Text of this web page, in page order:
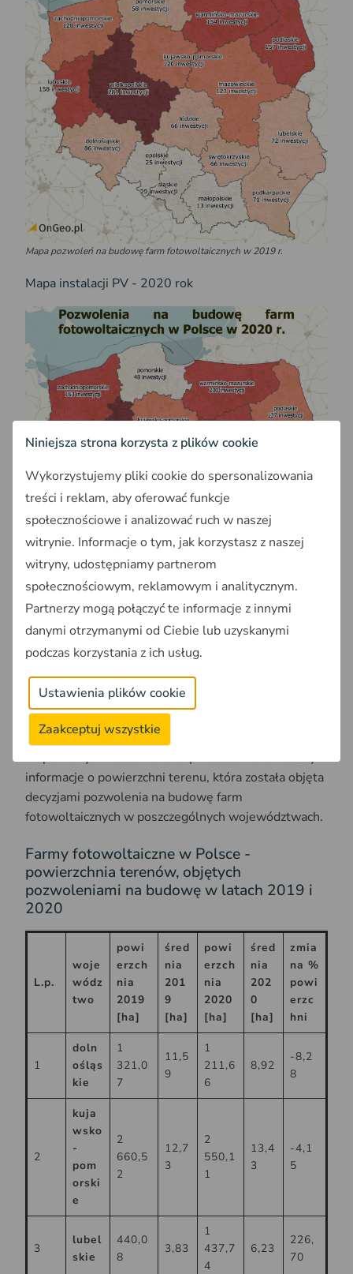
Mapa pozwoleń na budowę farm fotowoltaicznych w 2019 r.
Mapa instalacji PV - 2020 rok
Powierzchnia terenu
zajmowana przez farmy
fotowoltaiczne w Polsce
W poniższych zestawieniach przedstawione zostały
informacje o powierzchni terenu, która została objęta
decyzjami pozwolenia na budowę farm
fotowoltaicznych w poszczególnych województwach.
Farmy fotowoltaiczne w Polsce -
powierzchnia terenów, objętych
pozwoleniami na budowę w latach 2019 i
2020
L.p.
woje
wódz
two
powi
erzch
nia
2019
[ha]
śred
nia
201
9
[ha]
powi
erzch
nia
2020
[ha]
śred
nia
202
0
[ha]
zmia
na %
powi
erzc
hni
1
doln
ośląs
kie
1
321,0
7
11,5
9
1
211,6
6
8,92
-8,2
8
2
kuja
wsko
-
pom
orski
e
2
660,5
2
12,7
3
2
550,1
1
13,4
3
-4,1
5
3
lubel
skie
440,0
8
3,83
1
437,7
4
6,23
226,
70
Niniejsza strona korzysta z plików cookie
Wykorzystujemy pliki cookie do spersonalizowania
treści i reklam, aby oferować funkcje
społecznościowe i analizować ruch w naszej
witrynie. Informacje o tym, jak korzystasz z naszej
witryny, udostępniamy partnerom
społecznościowym, reklamowym i analitycznym.
Partnerzy mogą połączyć te informacje z innymi
danymi otrzymanymi od Ciebie lub uzyskanymi
podczas korzystania z ich usług.
Ustawienia plików cookie
Zaakceptuj wszystkie